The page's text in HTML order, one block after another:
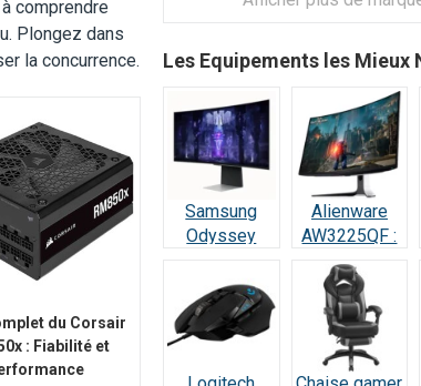
comprendre
Plongez dans
la concurrence.
du Corsair
: Fiabilité et
GOLD
nominale:1500 Watts
d'efficacité énergétique:80 PLUS Platinum
→
Les Equipements les Mieux
Samsung
Odyssey
Écran Ultra-
Performant –
Test & Avis
Alienware
AW3225QF :
Test Écran
Gaming QD-
OLED 4K
240Hz